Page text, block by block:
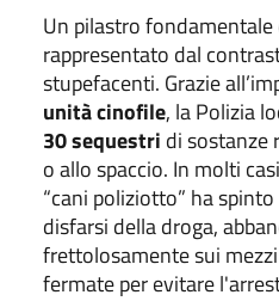
Un pilastro
rappresentato dal
stupefacenti. Grazie
unità cinofile, la Polizia
30 sequestri di sostanze
o allo spaccio. In molti
“cani poliziotto” ha
disfarsi della droga,
frettolosamente sui
fermate per evitare